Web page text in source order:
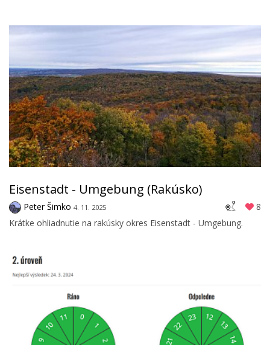
Eisenstadt - Umgebung (Rakúsko)
Peter Šimko 4. 11. 2025
8
Krátke ohliadnutie na rakúsky okres Eisenstadt - Umgebung.